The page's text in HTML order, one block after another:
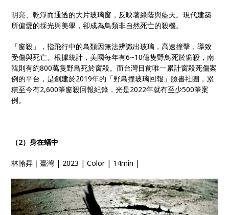
明亮、乾淨而通透的大片玻璃窗，反映著綠蔭與藍天。現代建築
所偏愛的採光與美學，卻成為鳥類非自然死亡的殺機。
「窗殺」，指飛行中的鳥類因無法辨識出玻璃，高速撞擊，導致
受傷與死亡。根據統計，美國每年有6~10億隻野鳥死於窗殺，南
韓則有約800萬隻野鳥死於窗殺。而台灣目前唯一累計窗殺死傷案
例的平台，是創建於2019年的「野鳥撞玻璃回報」臉書社團，累
積至今有2,600筆窗殺回報紀錄，光是2022年就有至少500筆案
例。
（2）身在蝠中
林翰昇｜臺灣 | 2023 | Color | 14min |